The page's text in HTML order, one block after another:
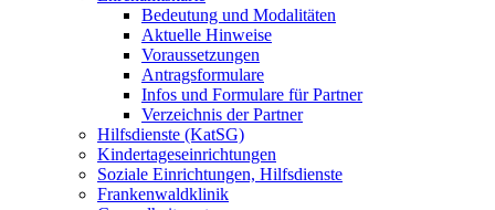
Bedeutung und Modalitäten
Aktuelle Hinweise
Voraussetzungen
Antragsformulare
Infos und Formulare für Partner
Verzeichnis der Partner
Hilfsdienste (KatSG)
Kindertageseinrichtungen
Soziale Einrichtungen, Hilfsdienste
Frankenwaldklinik